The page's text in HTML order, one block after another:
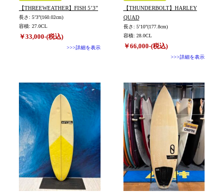
【THREEWEATHER】FISH 5’3”
長さ: 5’3”(160.02cm)
容積: 27.0CL
￥33,000-(税込)
>>>詳細を表示
【THUNDERBOLT】HARLEY
QUAD
長さ: 5’10”(177.8cm)
容積: 28.0CL
￥66,000-(税込)
>>>詳細を表示